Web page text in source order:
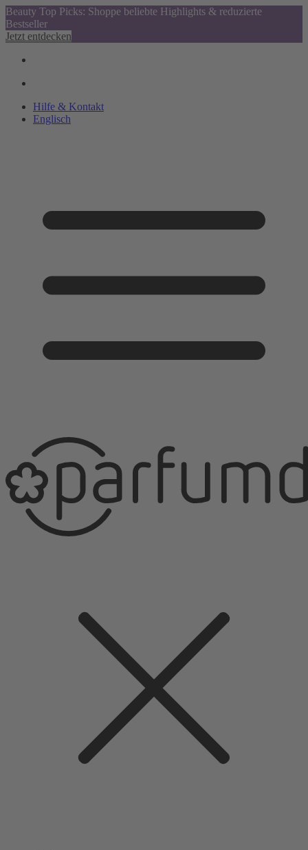
Beauty Top Picks: Shoppe beliebte Highlights & reduzierte
Bestseller
Jetzt entdecken
Hilfe & Kontakt
Englisch